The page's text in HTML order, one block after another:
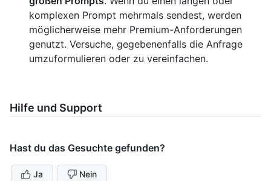
komplexen Prompt mehrmals sendest, werden
möglicherweise mehr Premium-Anforderungen
genutzt. Versuche, gegebenenfalls die Anfrage
umzuformulieren oder zu vereinfachen.
Hilfe und Support
Hast du das Gesuchte gefunden?
Ja Nein